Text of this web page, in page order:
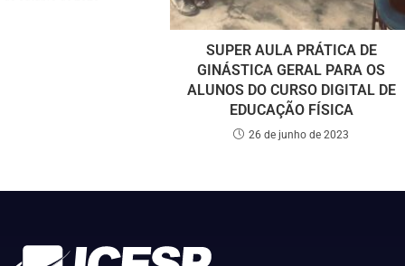
SUPER AULA PRÁTICA DE
GINÁSTICA GERAL PARA OS
ALUNOS DO CURSO DIGITAL DE
EDUCAÇÃO FÍSICA
26 de junho de 2023